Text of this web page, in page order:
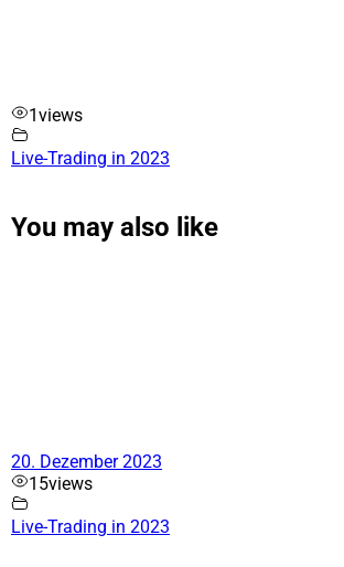
1views
Live-Trading in 2023
You may also like
20. Dezember 2023
15views
Live-Trading in 2023